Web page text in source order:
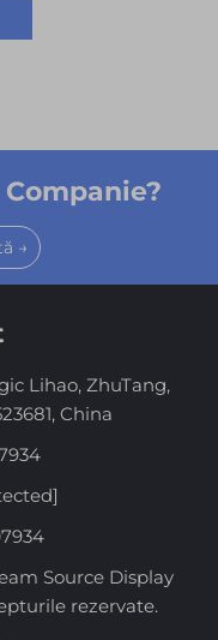
→
Lihao, ZhuTang,
China
Source Display
rezervate.